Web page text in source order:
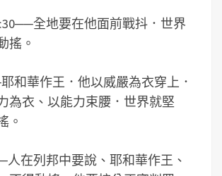
──全地要在他面前戰抖．世界
搖。
耶和華作王．他以威嚴為衣穿上．
為衣、以能力束腰．世界就堅
。
人在列邦中要說、耶和華作王、